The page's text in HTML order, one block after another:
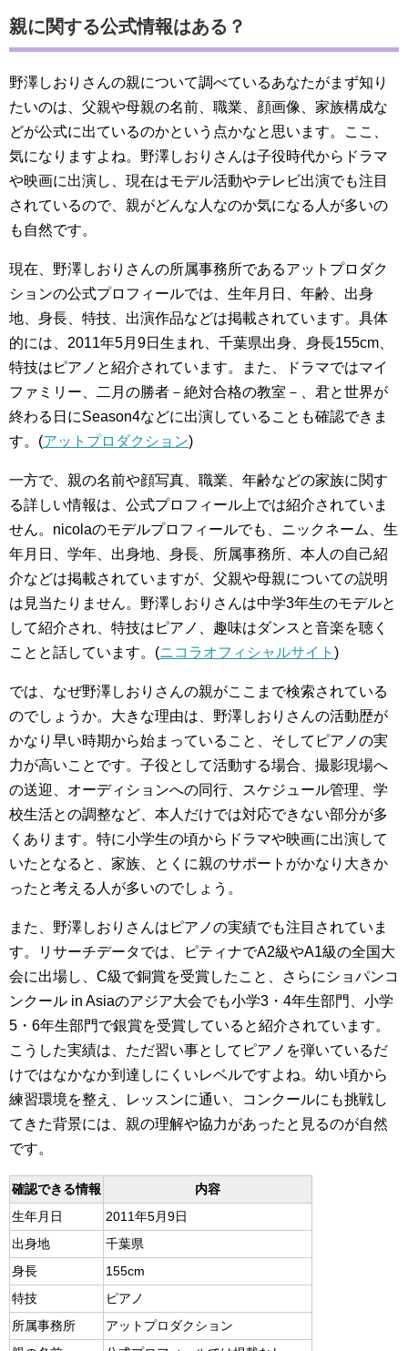
親に関する公式情報はある？
野澤しおりさんの親について調べているあなたがまず知り
たいのは、父親や母親の名前、職業、顔画像、家族構成な
どが公式に出ているのかという点かなと思います。ここ、
気になりますよね。野澤しおりさんは子役時代からドラマ
や映画に出演し、現在はモデル活動やテレビ出演でも注目
されているので、親がどんな人なのか気になる人が多いの
も自然です。
現在、野澤しおりさんの所属事務所であるアットプロダク
ションの公式プロフィールでは、生年月日、年齢、出身
地、身長、特技、出演作品などは掲載されています。具体
的には、2011年5月9日生まれ、千葉県出身、身長155cm、
特技はピアノと紹介されています。また、ドラマではマイ
ファミリー、二月の勝者－絶対合格の教室－、君と世界が
終わる日にSeason4などに出演していることも確認できま
す。(アットプロダクション)
一方で、親の名前や顔写真、職業、年齢などの家族に関す
る詳しい情報は、公式プロフィール上では紹介されていま
せん。nicolaのモデルプロフィールでも、ニックネーム、生
年月日、学年、出身地、身長、所属事務所、本人の自己紹
介などは掲載されていますが、父親や母親についての説明
は見当たりません。野澤しおりさんは中学3年生のモデルと
して紹介され、特技はピアノ、趣味はダンスと音楽を聴く
ことと話しています。(ニコラオフィシャルサイト )
では、なぜ野澤しおりさんの親がここまで検索されている
のでしょうか。大きな理由は、野澤しおりさんの活動歴が
かなり早い時期から始まっていること、そしてピアノの実
力が高いことです。子役として活動する場合、撮影現場へ
の送迎、オーディションへの同行、スケジュール管理、学
校生活との調整など、本人だけでは対応できない部分が多
くあります。特に小学生の頃からドラマや映画に出演して
いたとなると、家族、とくに親のサポートがかなり大きか
ったと考える人が多いのでしょう。
また、野澤しおりさんはピアノの実績でも注目されていま
す。リサーチデータでは、ピティナでA2級やA1級の全国大
会に出場し、C級で銅賞を受賞したこと、さらにショパンコ
ンクール in Asiaのアジア大会でも小学3・4年生部門、小学
5・6年生部門で銀賞を受賞していると紹介されています。
こうした実績は、ただ習い事としてピアノを弾いているだ
けではなかなか到達しにくいレベルですよね。幼い頃から
練習環境を整え、レッスンに通い、コンクールにも挑戦し
てきた背景には、親の理解や協力があったと見るのが自然
です。
確認できる情報
内容
生年月日
2011年5月9日
出身地
千葉県
身長
155cm
特技
ピアノ
所属事務所
アットプロダクション